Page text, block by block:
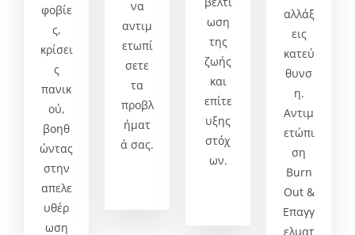
φοβίε
ς,
κρίσει
ς
πανικ
ού,
βοηθ
ώντας
στην
απελε
υθέρ
ωση
να
αντιμ
ετωπί
σετε
τα
προβλ
ήματ
ά σας.
ωση
της
ζωής
και
επίτε
υξης
στόχ
ων.
αλλάξ
εις
κατεύ
θυνσ
η.
Αντιμ
ετώπι
ση
Burn
Out &
Επαγγ
ελματ